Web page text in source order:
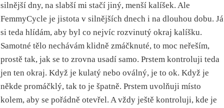
silnější dny, na slabší mi stačí jiný, menší kalíšek. Ale
FemmyCycle je jistota v silnějších dnech i na dlouhou dobu. Já
si teda hlídám, aby byl co nejvíc rozvinutý okraj kalíšku.
Samotné tělo nechávám klidně zmáčknuté, to moc neřeším,
prostě tak, jak se to zrovna usadí samo. Prstem kontroluji teda
jen ten okraj. Když je kulatý nebo oválný, je to ok. Když je
někde promáčklý, tak to je špatně. Prstem uvolňuji místo
kolem, aby se pořádně otevřel. A vždy ještě kontroluji, kde je